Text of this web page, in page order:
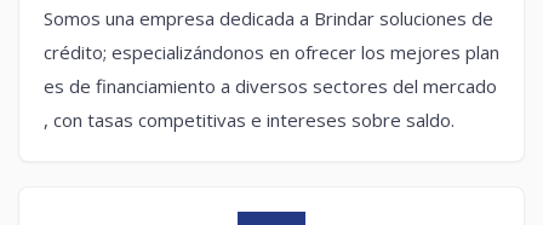
Somos una empresa dedicada a Brindar soluciones de
crédito; especializándonos en ofrecer los mejores plan
es de financiamiento a diversos sectores del mercado
, con tasas competitivas e intereses sobre saldo.